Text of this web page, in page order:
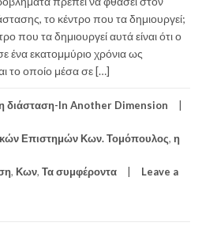
το κέντρο που τα δημιουργεί;
που τα δημιουργεί αυτά είναι ότι ο
ένα εκατομμύριο χρόνια ως
το οποίο μέσα σε […]
διάσταση-In Another Dimension
Επιστημών Κων. Τομόπουλος, η
, Κων, Τα συμφέροντα Leave a